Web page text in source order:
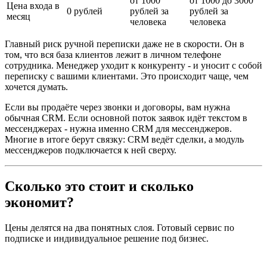
Цена входа в
месяц
0 рублей
рублей за
человека
рублей за
человека
Главный риск ручной переписки даже не в скорости. Он в
том, что вся база клиентов лежит в личном телефоне
сотрудника. Менеджер уходит к конкуренту - и уносит с собой
переписку с вашими клиентами. Это происходит чаще, чем
хочется думать.
Если вы продаёте через звонки и договоры, вам нужна
обычная CRM. Если основной поток заявок идёт текстом в
мессенджерах - нужна именно CRM для мессенджеров.
Многие в итоге берут связку: CRM ведёт сделки, а модуль
мессенджеров подключается к ней сверху.
Сколько это стоит и сколько
экономит?
Цены делятся на два понятных слоя. Готовый сервис по
подписке и индивидуальное решение под бизнес.